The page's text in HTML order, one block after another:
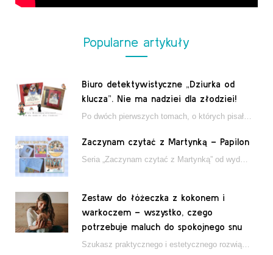
Popularne artykuły
Biuro detektywistyczne „Dziurka od
klucza”. Nie ma nadziei dla złodziei!
Po dwóch pierwszych tomach, o których pisałam tutaj, które wciągnęły nas w świat młodych detektywów…
Zaczynam czytać z Martynką – Papilon
Seria „Zaczynam czytać z Martynką” od wydawnictwa Papilon to estetycznie wydane książki wspierające dzieci w…
Zestaw do łóżeczka z kokonem i
warkoczem – wszystko, czego
potrzebuje maluch do spokojnego snu
Szukasz praktycznego i estetycznego rozwiązania do łóżeczka niemowlęcia? Zestaw z kokonem i warkoczem zapewnia wygodę,…